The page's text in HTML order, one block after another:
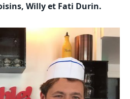
Willy et Fati Durin.